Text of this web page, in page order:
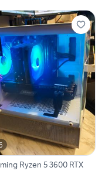
Ryzen 5 3600 RTX